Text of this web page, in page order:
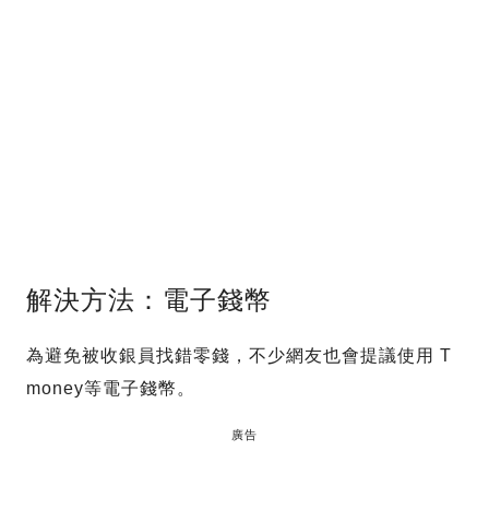
解決方法：電子錢幣
為避免被收銀員找錯零錢，不少網友也會提議使用 T
money等電子錢幣。
廣告